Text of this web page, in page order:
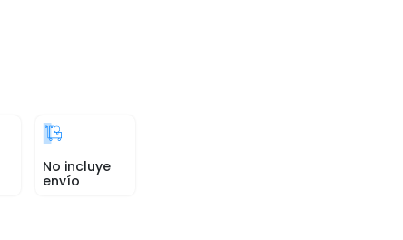
No incluye
envío